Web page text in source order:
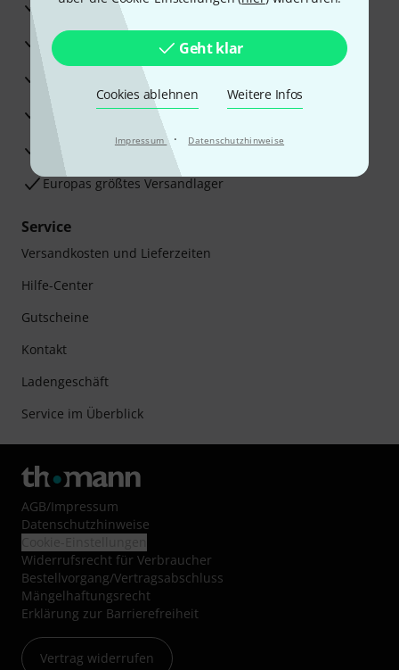
Geht klar
Cookies ablehnen Weitere Infos
Impressum · Datenschutzhinweise
3 Jahre Thomann Garantie
30 Tage Money-Back-Garantie
Reparaturservice
Beratung durch Fachexperten
Zufriedenheitsgarantie
Europas größtes Versandlager
Service
Versandkosten und Lieferzeiten
Hilfe-Center
Gutscheine
Kontakt
Ladengeschäft
Service im Überblick
AGB/Impressum
Datenschutzhinweise
Widerrufsrecht für Verbraucher
Bestellvorgang/Vertragsabschluss
Mängelhaftungsrecht
Erklärung zur Barrierefreiheit
Vertrag widerrufen